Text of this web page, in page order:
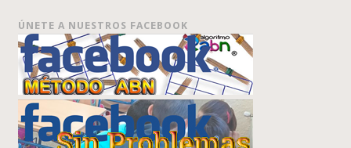
ÚNETE A NUESTROS FACEBOOK